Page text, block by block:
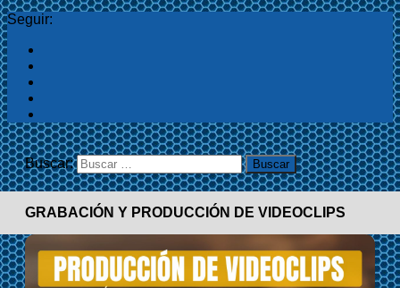
Seguir:
Buscar:
GRABACIÓN Y PRODUCCIÓN DE VIDEOCLIPS